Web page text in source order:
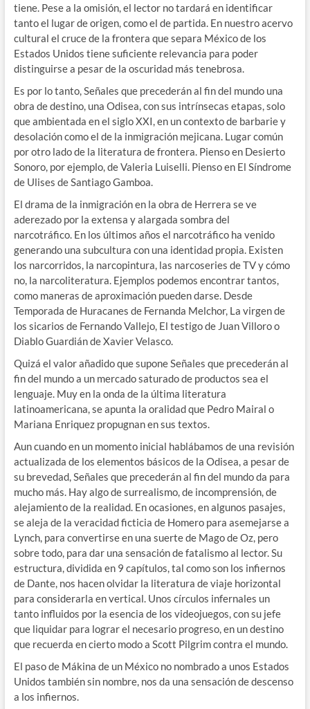
tiene. Pese a la omisión, el lector no tardará en identificar
tanto el lugar de origen, como el de partida. En nuestro acervo
cultural el cruce de la frontera que separa México de los
Estados Unidos tiene suficiente relevancia para poder
distinguirse a pesar de la oscuridad más tenebrosa.
Es por lo tanto, Señales que precederán al fin del mundo una
obra de destino, una Odisea, con sus intrínsecas etapas, solo
que ambientada en el siglo XXI, en un contexto de barbarie y
desolación como el de la inmigración mejicana. Lugar común
por otro lado de la literatura de frontera. Pienso en Desierto
Sonoro, por ejemplo, de Valeria Luiselli. Pienso en El Síndrome
de Ulises de Santiago Gamboa.
El drama de la inmigración en la obra de Herrera se ve
aderezado por la extensa y alargada sombra del
narcotráfico. En los últimos años el narcotráfico ha venido
generando una subcultura con una identidad propia. Existen
los narcorridos, la narcopintura, las narcoseries de TV y cómo
no, la narcoliteratura. Ejemplos podemos encontrar tantos,
como maneras de aproximación pueden darse. Desde
Temporada de Huracanes de Fernanda Melchor, La virgen de
los sicarios de Fernando Vallejo, El testigo de Juan Villoro o
Diablo Guardián de Xavier Velasco.
Quizá el valor añadido que supone Señales que precederán al
fin del mundo a un mercado saturado de productos sea el
lenguaje. Muy en la onda de la última literatura
latinoamericana, se apunta la oralidad que Pedro Mairal o
Mariana Enriquez propugnan en sus textos.
Aun cuando en un momento inicial hablábamos de una revisión
actualizada de los elementos básicos de la Odisea, a pesar de
su brevedad, Señales que precederán al fin del mundo da para
mucho más. Hay algo de surrealismo, de incomprensión, de
alejamiento de la realidad. En ocasiones, en algunos pasajes,
se aleja de la veracidad ficticia de Homero para asemejarse a
Lynch, para convertirse en una suerte de Mago de Oz, pero
sobre todo, para dar una sensación de fatalismo al lector. Su
estructura, dividida en 9 capítulos, tal como son los infiernos
de Dante, nos hacen olvidar la literatura de viaje horizontal
para considerarla en vertical. Unos círculos infernales un
tanto influidos por la esencia de los videojuegos, con su jefe
que liquidar para lograr el necesario progreso, en un destino
que recuerda en cierto modo a Scott Pilgrim contra el mundo.
El paso de Mákina de un México no nombrado a unos Estados
Unidos también sin nombre, nos da una sensación de descenso
a los infiernos.